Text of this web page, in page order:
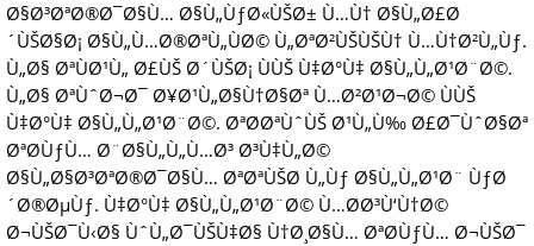
Ø§Ø³ØªØ®Ø¯Ø§Ù… Ø§Ù„ÙƒØ«ÙŠØ± Ù…Ù† Ø§Ù„Ø£Ø
´ÙŠØ§Ø¡ Ø§Ù„Ù…Ø®ØªÙ„ÙØ© Ù„ØªØ²ÙŠÙŠÙ† Ù…Ù†Ø²Ù„Ùƒ.
Ù„Ø§ ØªÙØ¹Ù„ Ø£ÙŠ Ø´ÙŠØ¡ ÙÙŠ Ù‡Ø°Ù‡ Ø§Ù„Ù„Ø¹Ø¨Ø©.
Ù„Ø§ ØªÙˆØ¬Ø¯ Ø¥Ø¹Ù„Ø§Ù†Ø§Øª Ù…Ø²Ø¹Ø¬Ø© ÙÙŠ
Ù‡Ø°Ù‡ Ø§Ù„Ù„Ø¹Ø¨Ø©. ØªØ­ØªÙˆÙŠ Ø¹Ù„Ù‰ Ø£Ø¯ÙˆØ§Øª
ØªØ­ÙƒÙ… Ø¨Ø§Ù„Ù„Ù…Ø³ Ø³Ù‡Ù„Ø©
Ø§Ù„Ø§Ø³ØªØ®Ø¯Ø§Ù… ØªØªÙŠØ­ Ù„Ùƒ Ø§Ù„Ù„Ø¹Ø¨ ÙƒØ
´Ø®ØµÙƒ. Ù‡Ø°Ù‡ Ø§Ù„Ù„Ø¹Ø¨Ø© Ù…Ø­Ø³Ù‘Ù†Ø©
Ø¬ÙŠØ¯Ù‹Ø§ ÙˆÙ„Ø¯ÙŠÙ‡Ø§ Ù†Ø¸Ø§Ù… ØªØ­ÙƒÙ… Ø¬ÙŠØ¯